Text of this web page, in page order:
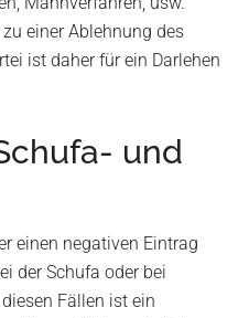
einer Ablehnung des
ist daher für ein Darlehen
und
einen negativen Eintrag
der Schufa oder bei
Fällen ist ein